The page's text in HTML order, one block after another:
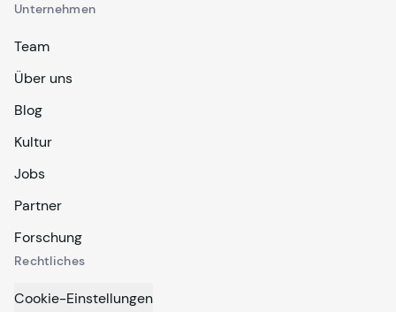
Unternehmen
Team
Über uns
Blog
Kultur
Jobs
Partner
Forschung
Rechtliches
Cookie-Einstellungen